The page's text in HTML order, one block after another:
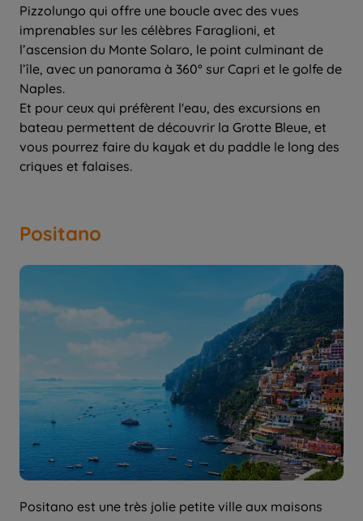
Pizzolungo qui offre une boucle avec des vues
imprenables sur les célèbres Faraglioni, et
l’ascension du Monte Solaro, le point culminant de
l’île, avec un panorama à 360° sur Capri et le golfe de
Naples.
Et pour ceux qui préfèrent l'eau, des excursions en
bateau permettent de découvrir la Grotte Bleue, et
vous pourrez faire du kayak et du paddle le long des
criques et falaises.
Positano
Positano est une très jolie petite ville aux maisons